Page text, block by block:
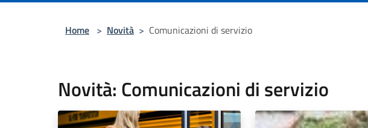
Home > Novità > Comunicazioni di servizio
Novità: Comunicazioni di servizio